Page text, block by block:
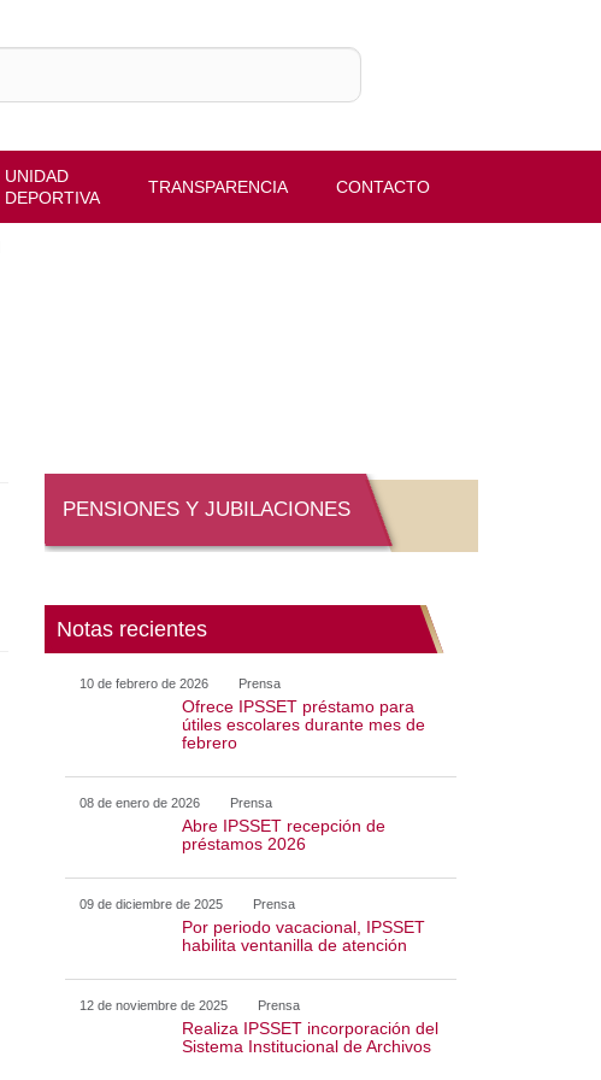
UNIDAD
DEPORTIVA
TRANSPARENCIA CONTACTO
PENSIONES Y JUBILACIONES
Notas recientes
10 de febrero de 2026 Prensa
Ofrece IPSSET préstamo para
útiles escolares durante mes de
febrero
08 de enero de 2026 Prensa
Abre IPSSET recepción de
préstamos 2026
09 de diciembre de 2025 Prensa
habilita ventanilla de atención